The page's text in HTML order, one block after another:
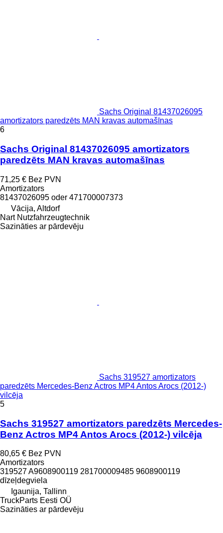
Sachs Original 81437026095
amortizators paredzēts MAN kravas automašīnas
6
Sachs Original 81437026095 amortizators
paredzēts MAN kravas automašīnas
71,25 € Bez PVN
Amortizators
81437026095 oder 471700007373
Vācija, Altdorf
Nart Nutzfahrzeugtechnik
Sazināties ar pārdevēju
Sachs 319527 amortizators
paredzēts Mercedes-Benz Actros MP4 Antos Arocs (2012-)
vilcēja
5
Sachs 319527 amortizators paredzēts Mercedes-
Benz Actros MP4 Antos Arocs (2012-) vilcēja
80,65 € Bez PVN
Amortizators
319527 A9608900119 281700009485 9608900119
dīzeļdegviela
Igaunija, Tallinn
TruckParts Eesti OÜ
Sazināties ar pārdevēju